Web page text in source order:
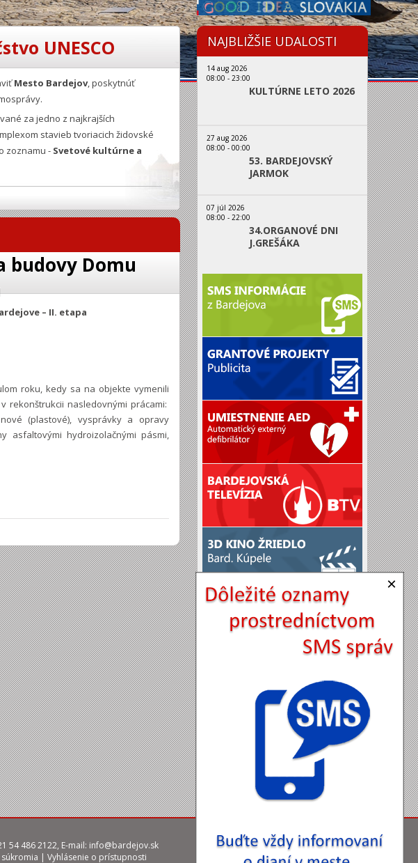
UNESCO
Mesto Bardejov, poskytnúť
za jedno z najkrajších
stavieb tvoriacich židovské
zoznamu - Svetové kultúrne a
budovy Domu
– II. etapa
roku, kedy sa na objekte vymenili
nasledovnými prácami:
(plastové), vysprávky a opravy
asfaltovými hydroizolačnými pásmi,
×
NAJBLIŽŠIE UDALOSTI
14 aug 2026
08:00 - 23:00
KULTÚRNE LETO 2026
27 aug 2026
08:00 - 00:00
53. BARDEJOVSKÝ
JARMOK
07 júl 2026
08:00 - 22:00
34.ORGANOVÉ DNI
J.GREŠÁKA
54 486 2122, E-mail: info@bardejov.sk
| Vyhlásenie o prístupnosti